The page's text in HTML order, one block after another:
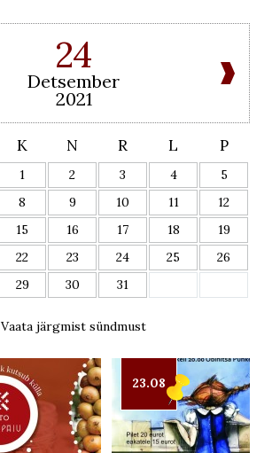
24
Detsember
2021
K N R L P
1 2 3 4
5
8 9 10 11
12
15 16 17 18
19
22 23 24 25
26
29 30 31
Vaata järgmist sündmust
23.08